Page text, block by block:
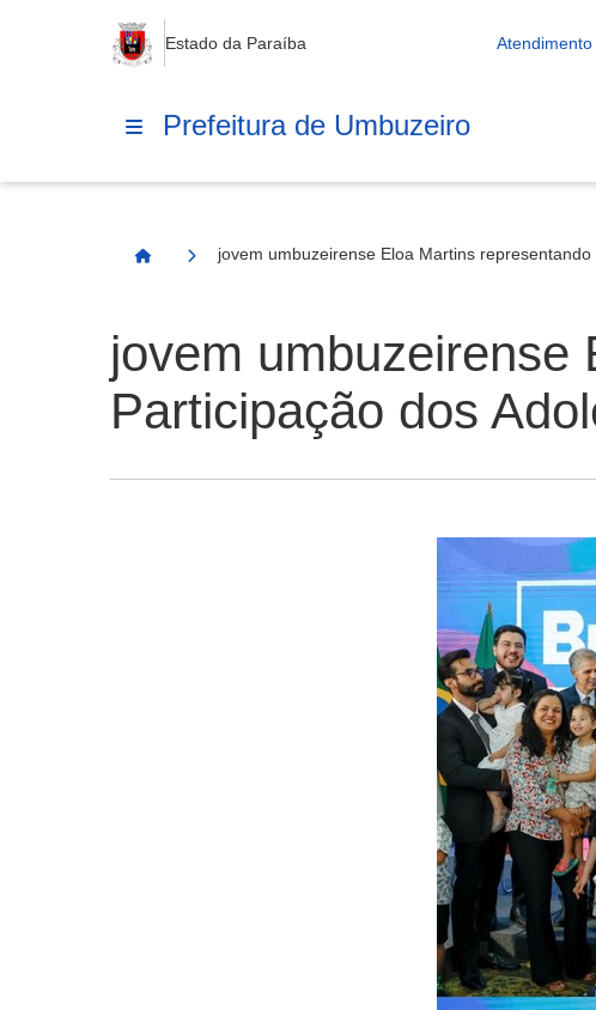
Estado da Paraíba Atendimento
Prefeitura de Umbuzeiro
Página Inicial
jovem umbuzeirense Eloa Martins
jovem umbuzeirense
Participação dos